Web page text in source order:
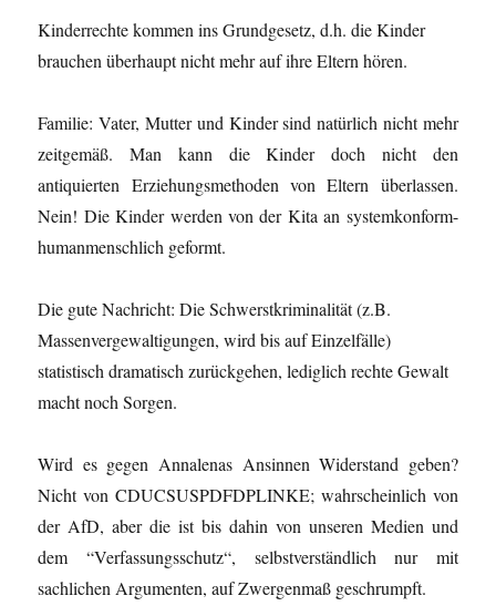
Kinderrechte kommen ins Grundgesetz, d.h. die Kinder
brauchen überhaupt nicht mehr auf ihre Eltern hören.
Familie: Vater, Mutter und Kinder sind natürlich nicht mehr
zeitgemäß. Man kann die Kinder doch nicht den
antiquierten Erziehungsmethoden von Eltern überlassen.
Nein! Die Kinder werden von der Kita an systemkonform-
humanmenschlich geformt.
Die gute Nachricht: Die Schwerstkriminalität (z.B.
Massenvergewaltigungen, wird bis auf Einzelfälle)
statistisch dramatisch zurückgehen, lediglich rechte Gewalt
macht noch Sorgen.
Wird es gegen Annalenas Ansinnen Widerstand geben?
Nicht von CDUCSUSPDFDPLINKE; wahrscheinlich von
der AfD, aber die ist bis dahin von unseren Medien und
dem “Verfassungsschutz“, selbstverständlich nur mit
sachlichen Argumenten, auf Zwergenmaß geschrumpft.